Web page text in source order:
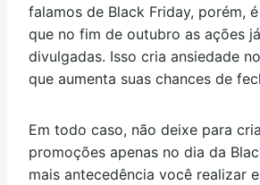
falamos de Black Friday, porém,
que no fim de outubro as ações
divulgadas. Isso cria ansiedade
que aumenta suas chances de
Em todo caso, não deixe para
promoções apenas no dia da
mais antecedência você realizar